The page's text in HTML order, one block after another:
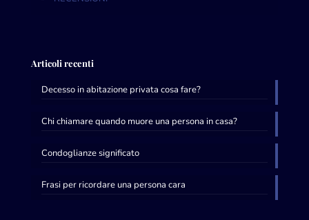
Articoli recenti
Decesso in abitazione privata cosa fare?
Chi chiamare quando muore una persona in casa?
Condoglianze significato
Frasi per ricordare una persona cara